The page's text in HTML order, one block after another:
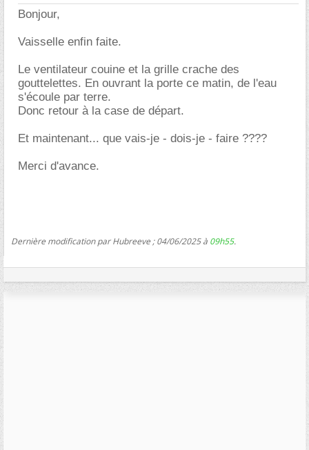
Bonjour,
Vaisselle enfin faite.
Le ventilateur couine et la grille crache des
gouttelettes. En ouvrant la porte ce matin, de l'eau
s'écoule par terre.
Donc retour à la case de départ.
Et maintenant... que vais-je - dois-je - faire ????
Merci d'avance.
Dernière modification par Hubreeve ; 04/06/2025 à 09h55.